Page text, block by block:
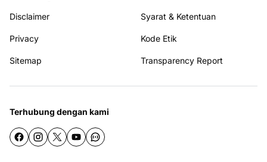
Disclaimer Syarat & Ketentuan
Privacy Kode Etik
Sitemap Transparency Report
Terhubung dengan kami